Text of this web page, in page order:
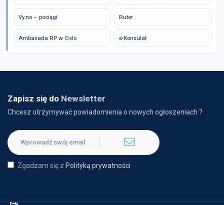
Vy.no – pociągi Ruter
Ambasada RP w Oslo e-Konsulat
Zapisz się do Newsletter
Chcesz otrzymywać powiadomienia o nowych ogłoszeniach ?
Zgadzam się z Polityką prywatności